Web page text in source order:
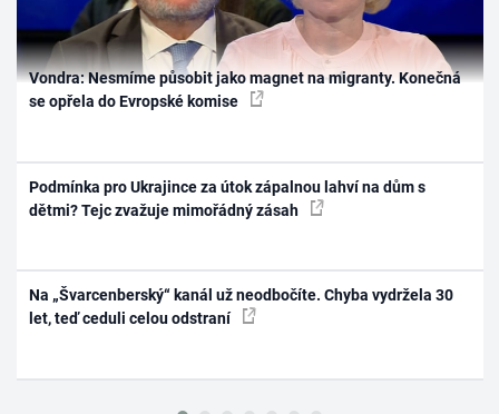
Vondra: Nesmíme působit jako magnet na migranty. Konečná
se opřela do Evropské komise
Podmínka pro Ukrajince za útok zápalnou lahví na dům s
dětmi? Tejc zvažuje mimořádný zásah
Na „Švarcenberský“ kanál už neodbočíte. Chyba vydržela 30
let, teď ceduli celou odstraní